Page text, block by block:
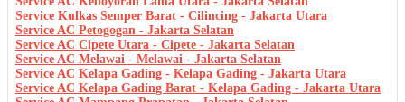
Service Kulkas Semper Barat - Cilincing - Jakarta Utara
Service AC Petogogan - Jakarta Selatan
Service AC Cipete Utara - Cipete - Jakarta Selatan
Service AC Melawai - Melawai - Jakarta Selatan
Service AC Kelapa Gading - Kelapa Gading - Jakarta Utara
Service AC Kelapa Gading Barat - Kelapa Gading - Jakarta Utara